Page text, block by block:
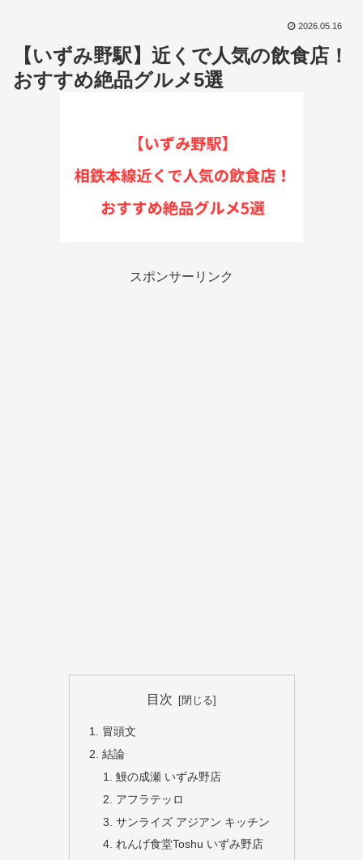
2026.05.16
【いずみ野駅】近くで人気の飲食店！
おすすめ絶品グルメ5選
スポンサーリンク
目次
冒頭文
結論
鰻の成瀬 いずみ野店
アフラテッロ
サンライズ アジアン キッチン
れんげ食堂Toshu いずみ野店